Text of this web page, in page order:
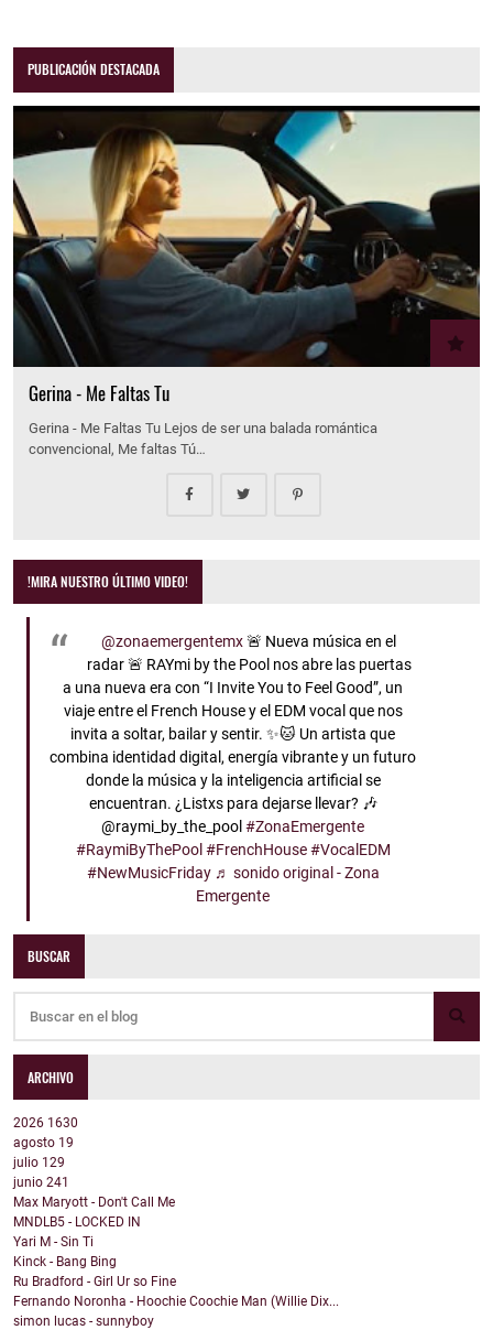
PUBLICACIÓN DESTACADA
Gerina - Me Faltas Tu
Gerina - Me Faltas Tu Lejos de ser una balada romántica
convencional, Me faltas Tú…
!MIRA NUESTRO ÚLTIMO VIDEO!
@zonaemergentemx🚨 Nueva música en el
radar 🚨 RAYmi by the Pool nos abre las puertas
a una nueva era con “I Invite You to Feel Good”, un
viaje entre el French House y el EDM vocal que nos
invita a soltar, bailar y sentir. ✨🐱 Un artista que
combina identidad digital, energía vibrante y un futuro
donde la música y la inteligencia artificial se
encuentran. ¿Listxs para dejarse llevar? 🎶
@raymi_by_the_pool #ZonaEmergente
#RaymiByThePool #FrenchHouse #VocalEDM
#NewMusicFriday ♬ sonido original - Zona
Emergente
BUSCAR
ARCHIVO
2026 1630
agosto 19
julio 129
junio 241
Max Maryott - Don't Call Me
MNDLB5 - LOCKED IN
Yari M - Sin Ti
Kinck - Bang Bing
Ru Bradford - Girl Ur so Fine
Fernando Noronha - Hoochie Coochie Man (Willie Dix...
simon lucas - sunnyboy